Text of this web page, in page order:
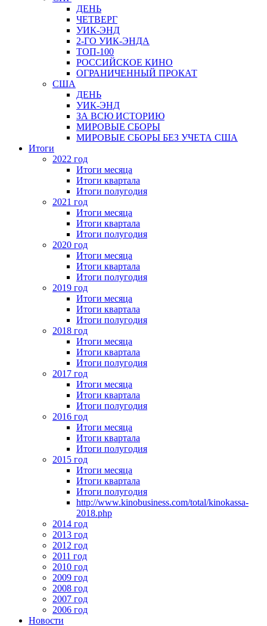
ДЕНЬ
ЧЕТВЕРГ
УИК-ЭНД
2-ГО УИК-ЭНДА
ТОП-100
РОССИЙСКОЕ КИНО
ОГРАНИЧЕННЫЙ ПРОКАТ
США
ДЕНЬ
УИК-ЭНД
ЗА ВСЮ ИСТОРИЮ
МИРОВЫЕ СБОРЫ
МИРОВЫЕ СБОРЫ БЕЗ УЧЕТА США
Итоги
2022 год
Итоги месяца
Итоги квартала
Итоги полугодия
2021 год
Итоги месяца
Итоги квартала
Итоги полугодия
2020 год
Итоги месяца
Итоги квартала
Итоги полугодия
2019 год
Итоги месяца
Итоги квартала
Итоги полугодия
2018 год
Итоги месяца
Итоги квартала
Итоги полугодия
2017 год
Итоги месяца
Итоги квартала
Итоги полугодия
2016 год
Итоги месяца
Итоги квартала
Итоги полугодия
2015 год
Итоги месяца
Итоги квартала
Итоги полугодия
http://www.kinobusiness.com/total/kinokassa-
2018.php
2014 год
2013 год
2012 год
2011 год
2010 год
2009 год
2008 год
2007 год
2006 год
Новости